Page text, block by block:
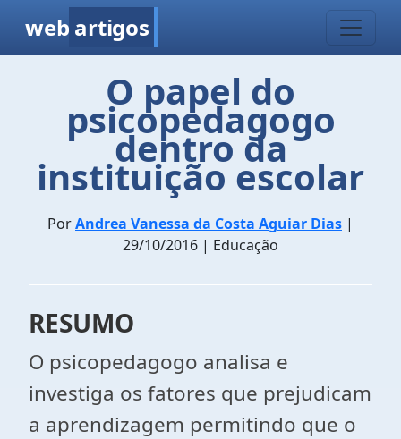
web artigos
O papel do
psicopedagogo
dentro da
instituição escolar
PorAndrea Vanessa da Costa Aguiar Dias |
29/10/2016 | Educação
RESUMO
O psicopedagogo analisa e
investiga os fatores que prejudicam
a aprendizagem permitindo que o